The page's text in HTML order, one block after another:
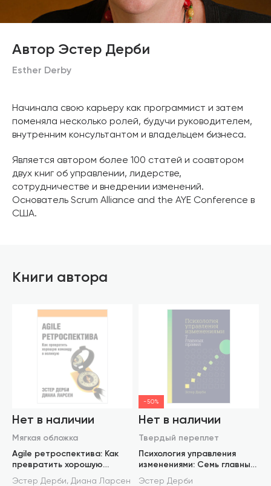
Автор Эстер Дерби
Esther Derby
Начинала свою карьеру как программист и затем
поменяла несколько ролей, будучи руководителем,
внутренним консультантом и владельцем бизнеса.
Является автором более 100 статей и соавтором
двух книг об управлении, лидерстве,
сотрудничестве и внедрении изменений.
Основатель Scrum Alliance and the AYE Conference в
США.
Книги автора
Нет в наличии
Мягкая обложка
Agile ретроспектива: Как
превратить хорошую
команду в великую
Эстер Дерби, Диана Ларсен
-50%
Нет в наличии
Твердый переплет
Психология управления
изменениями: Семь главных
правил
Эстер Дерби